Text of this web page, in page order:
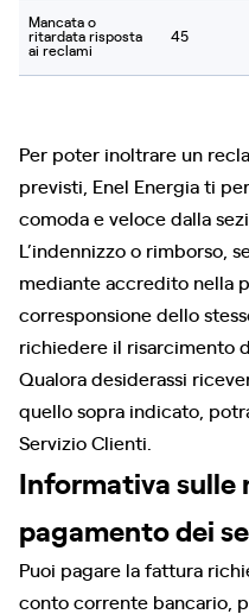
Mancata o
ritardata risposta
ai reclami
45
Per poter inoltrare un
previsti, Enel Energia ti
comoda e veloce dalla
L’indennizzo o rimborso,
mediante accredito nella
corresponsione dello
richiedere il risarcimento
Qualora desiderassi
quello sopra indicato,
Servizio Clienti.
Informativa sulle
pagamento dei
Puoi pagare la fattura
conto corrente bancario,